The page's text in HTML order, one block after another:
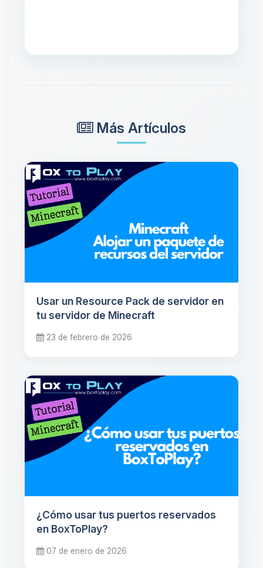
Más Artículos
Usar un Resource Pack de servidor en
tu servidor de Minecraft
23 de febrero de 2026
¿Cómo usar tus puertos reservados
en BoxToPlay?
07 de enero de 2026